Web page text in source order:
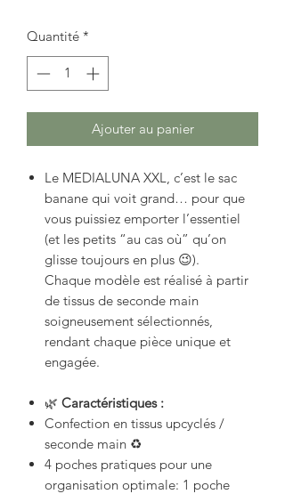
Quantité *
Ajouter au panier
Le MEDIALUNA XXL, c’est le sac
banane qui voit grand… pour que
vous puissiez emporter l’essentiel
(et les petits “au cas où” qu’on
glisse toujours en plus 😉).
Chaque modèle est réalisé à partir
de tissus de seconde main
soigneusement sélectionnés,
rendant chaque pièce unique et
engagée.
🌿 Caractéristiques :
Confection en tissus upcyclés /
seconde main ♻️
4 poches pratiques pour une
organisation optimale: 1 poche